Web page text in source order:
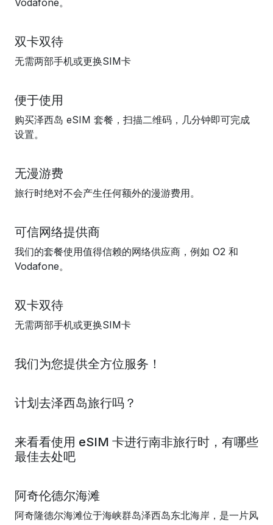
Vodafone。
双卡双待
无需两部手机或更换SIM卡
便于使用
购买泽西岛 eSIM 套餐，扫描二维码，几分钟即可完成
设置。
无漫游费
旅行时绝对不会产生任何额外的漫游费用。
可信网络提供商
我们的套餐使用值得信赖的网络供应商，例如 O2 和
Vodafone。
双卡双待
无需两部手机或更换SIM卡
我们为您提供全方位服务！
计划去泽西岛旅行吗？
来看看使用 eSIM 卡进行南非旅行时，有哪些
最佳去处吧
阿奇伦德尔海滩
阿奇隆德尔海滩位于海峡群岛泽西岛东北海岸，是一片风